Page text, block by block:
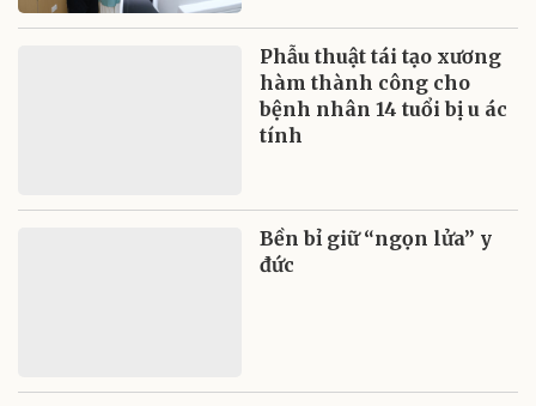
Phẫu thuật tái tạo xương
hàm thành công cho
bệnh nhân 14 tuổi bị u ác
tính
Bền bỉ giữ “ngọn lửa” y
đức